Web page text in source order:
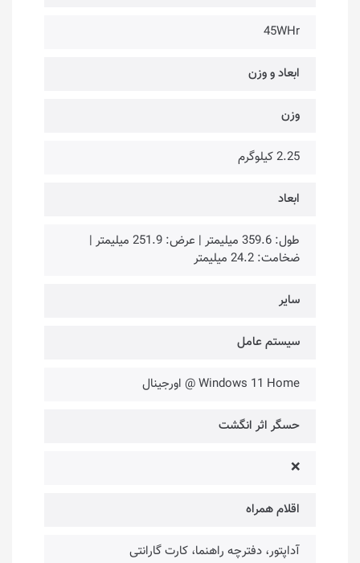
45WHr
ابعاد و وزن
وزن
2.25 کیلوگرم
ابعاد
طول: 359.6 میلیمتر | عرض: 251.9 میلیمتر |
ضخامت: 24.2 میلیمتر
سایر
سیستم عامل
Windows 11 Home @ اورجینال
حسگر اثر انگشت
❌
اقلام همراه
آداپتور، دفترچه راهنما، کارت گارانتی